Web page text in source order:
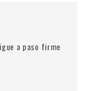
a paso firme